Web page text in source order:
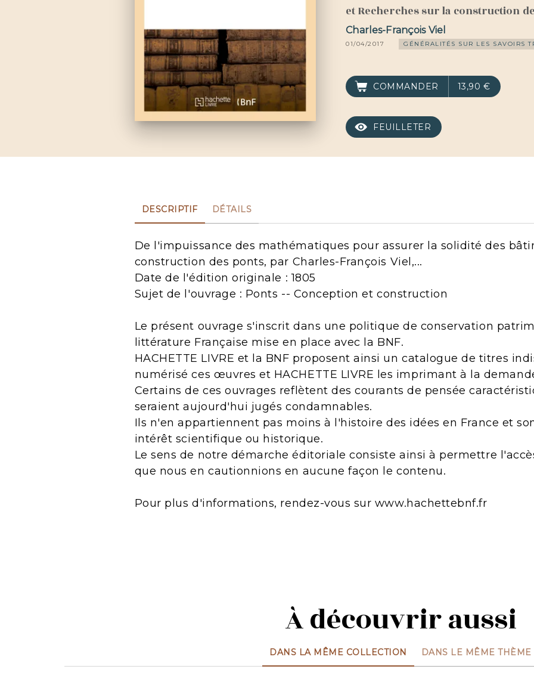
et Recherches sur la construction
Charles-François Viel
01/04/2017 GÉNÉRALITÉS SUR LES SAVOIRS
COMMANDER 13,90 €
FEUILLETER
DESCRIPTIF DÉTAILS
De l'impuissance des mathématiques pour assurer la solidité des
construction des ponts, par Charles-François Viel,...
Date de l'édition originale : 1805
Sujet de l'ouvrage : Ponts -- Conception et construction
Le présent ouvrage s'inscrit dans une politique de conservation
littérature Française mise en place avec la BNF.
HACHETTE LIVRE et la BNF proposent ainsi un catalogue de titres
numérisé ces œuvres et HACHETTE LIVRE les imprimant à la
Certains de ces ouvrages reflètent des courants de pensée
seraient aujourd'hui jugés condamnables.
Ils n'en appartiennent pas moins à l'histoire des idées en France et
intérêt scientifique ou historique.
Le sens de notre démarche éditoriale consiste ainsi à permettre
que nous en cautionnions en aucune façon le contenu.
Pour plus d'informations, rendez-vous sur www.hachettebnf.fr
À découvrir aussi
DANS LA MÊME COLLECTION DANS LE MÊME THÈME